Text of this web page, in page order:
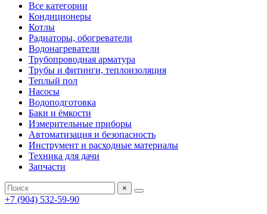
Все категории
Кондиционеры
Котлы
Радиаторы, обогреватели
Водонагреватели
Трубопроводная арматура
Трубы и фитинги, теплоизоляция
Теплый пол
Насосы
Водоподготовка
Баки и ёмкости
Измерительные приборы
Автоматизация и безопасность
Инструмент и расходные материалы
Техника для дачи
Запчасти
×
+7 (904) 532-59-90